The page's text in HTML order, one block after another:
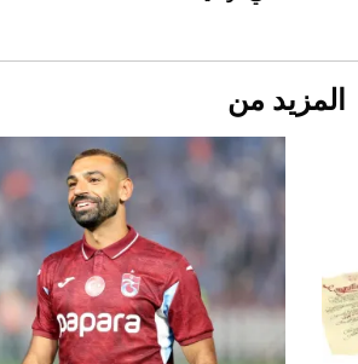
Aston Martin Valiant: على هوى الأبطال
المزيد من